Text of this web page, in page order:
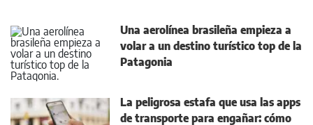
Una aerolínea brasileña empieza a
volar a un destino turístico top de la
Patagonia
La peligrosa estafa que usa las apps
de transporte para engañar: cómo